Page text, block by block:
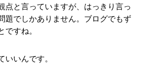
点と言っていますが、はっきり言っ
題でしかありません。ブログでもず
ですね。
いいんです。